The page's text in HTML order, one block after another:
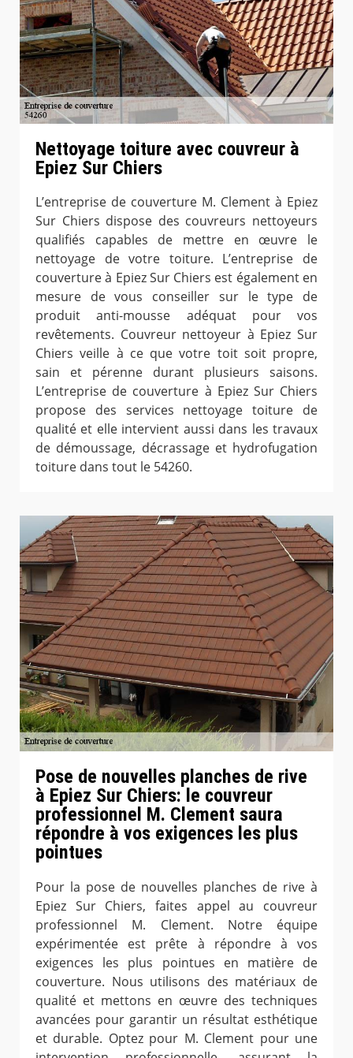
Nettoyage toiture avec couvreur à
Epiez Sur Chiers
L’entreprise de couverture M. Clement à Epiez
Sur Chiers dispose des couvreurs nettoyeurs
qualifiés capables de mettre en œuvre le
nettoyage de votre toiture. L’entreprise de
couverture à Epiez Sur Chiers est également en
mesure de vous conseiller sur le type de
produit anti-mousse adéquat pour vos
revêtements. Couvreur nettoyeur à Epiez Sur
Chiers veille à ce que votre toit soit propre,
sain et pérenne durant plusieurs saisons.
L’entreprise de couverture à Epiez Sur Chiers
propose des services nettoyage toiture de
qualité et elle intervient aussi dans les travaux
de démoussage, décrassage et hydrofugation
toiture dans tout le 54260.
Pose de nouvelles planches de rive
à Epiez Sur Chiers: le couvreur
professionnel M. Clement saura
répondre à vos exigences les plus
pointues
Pour la pose de nouvelles planches de rive à
Epiez Sur Chiers, faites appel au couvreur
professionnel M. Clement. Notre équipe
expérimentée est prête à répondre à vos
exigences les plus pointues en matière de
couverture. Nous utilisons des matériaux de
qualité et mettons en œuvre des techniques
avancées pour garantir un résultat esthétique
et durable. Optez pour M. Clement pour une